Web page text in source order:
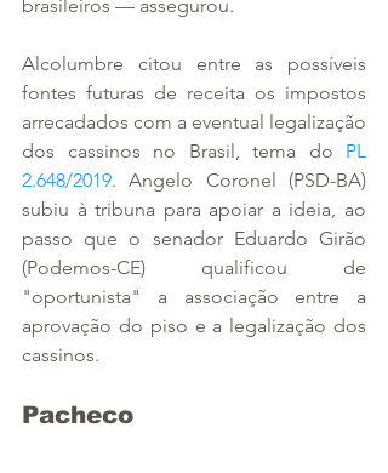
brasileiros — assegurou.
Alcolumbre citou entre as possíveis
fontes futuras de receita os impostos
arrecadados com a eventual legalização
dos cassinos no Brasil, tema do PL
2.648/2019. Angelo Coronel (PSD-BA)
subiu à tribuna para apoiar a ideia, ao
passo que o senador Eduardo Girão
(Podemos-CE) qualificou de
"oportunista" a associação entre a
aprovação do piso e a legalização dos
cassinos.
Pacheco